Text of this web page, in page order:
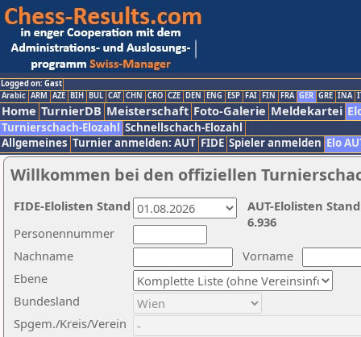
Logged on: Gast
Arabic ARM AZE BIH BUL CAT CHN CRO CZE DEN ENG ESP FAI FIN FRA GER GRE INA
Home TurnierDB Meisterschaft Foto-Galerie Meldekartei
Turnierschach-Elozahl Schnellschach-Elozahl
Allgemeines Turnier anmelden: AUT FIDE Spieler anmelden Elo
Willkommen bei den offiziellen
Nachname
Vorname
Ebene
Personennummer
Bundesland
Spgem./Kreis/Verein
AUT-Elolisten
6.936
FIDE-Elolisten Stand